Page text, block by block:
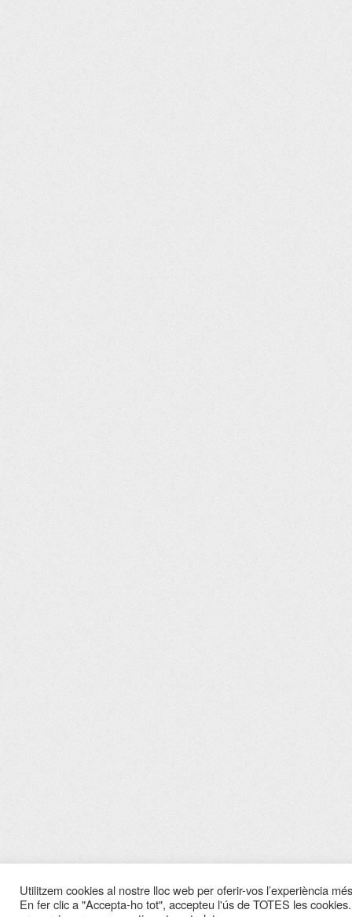
Utilitzem cookies al nostre lloc web per oferir-vos l’experiència
En fer clic a "Accepta-ho tot", accepteu l'ús de TOTES les